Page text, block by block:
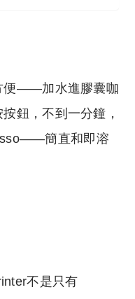
便——加水進膠囊咖
鈕，不到一分鐘，
簡直和即溶
不是只有